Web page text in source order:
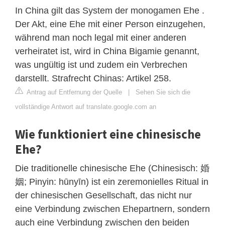
In China gilt das System der monogamen Ehe .
Der Akt, eine Ehe mit einer Person einzugehen,
während man noch legal mit einer anderen
verheiratet ist, wird in China Bigamie genannt,
was ungültig ist und zudem ein Verbrechen
darstellt. Strafrecht Chinas: Artikel 258.
Antrag auf Entfernung der Quelle | Sehen Sie sich die
vollständige Antwort auf translate.google.com an
Wie funktioniert eine chinesische
Ehe?
Die traditionelle chinesische Ehe (Chinesisch: 婚
姻; Pinyin: hūnyīn) ist ein zeremonielles Ritual in
der chinesischen Gesellschaft, das nicht nur
eine Verbindung zwischen Ehepartnern, sondern
auch eine Verbindung zwischen den beiden